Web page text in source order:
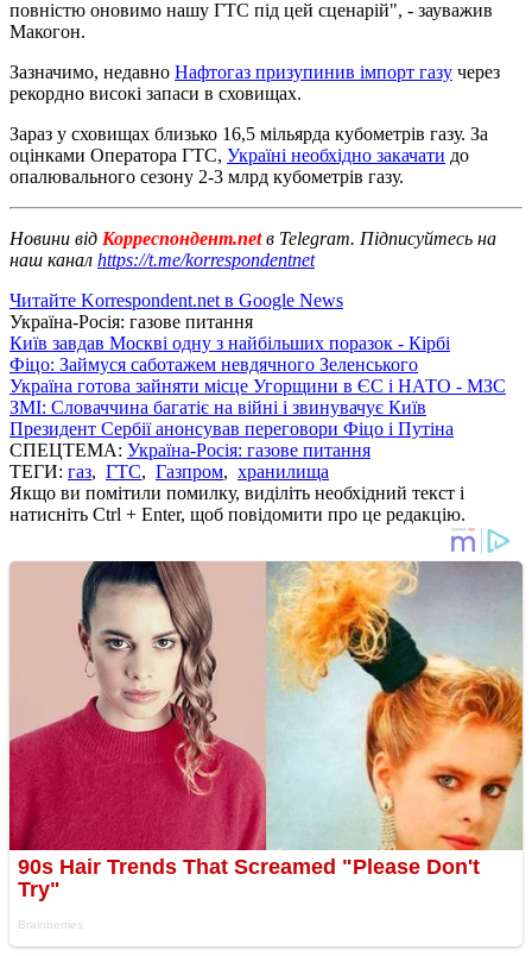
повністю оновимо нашу ГТС під цей сценарій", - зауважив
Макогон.
Зазначимо, недавно Нафтогаз призупинив імпорт газу через
рекордно високі запаси в сховищах.
Зараз у сховищах близько 16,5 мільярда кубометрів газу. За
оцінками Оператора ГТС, Україні необхідно закачати до
опалювального сезону 2-3 млрд кубометрів газу.
Новини від Корреспондент.netв Telegram. Підписуйтесь на
наш канал https://t.me/korrespondentnet
Читайте Korrespondent.net в Google News
Україна-Росія: газове питання
Київ завдав Москві одну з найбільших поразок - Кірбі
Фіцо: Займуся саботажем невдячного Зеленського
Україна готова зайняти місце Угорщини в ЄС і НАТО - МЗС
ЗМІ: Словаччина багатіє на війні і звинувачує Київ
Президент Сербії анонсував переговори Фіцо і Путіна
СПЕЦТЕМА: Україна-Росія: газове питання
ТЕГИ: газ, ГТС, Газпром, хранилища
Якщо ви помітили помилку, виділіть необхідний текст і
натисніть Ctrl + Enter, щоб повідомити про це редакцію.